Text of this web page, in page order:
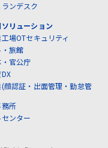
ンデスク
リューション
場OTセキュリティ
旅館
官公庁
顔認証・出面管理・勤怠管
所
ンター